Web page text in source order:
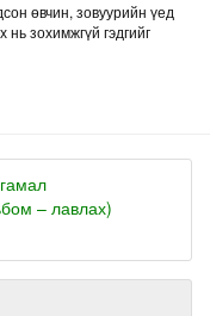
өвчин, зовуурийн үед
нь зохимжгүй гэдгийг
– лавлах)